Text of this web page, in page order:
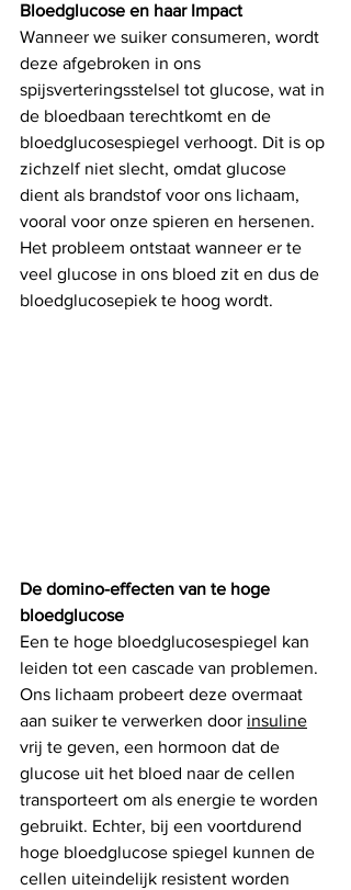
Bloedglucose en haar Impact
Wanneer we suiker consumeren, wordt
deze afgebroken in ons
spijsverteringsstelsel tot glucose, wat in
de bloedbaan terechtkomt en de
bloedglucosespiegel verhoogt. Dit is op
zichzelf niet slecht, omdat glucose
dient als brandstof voor ons lichaam,
vooral voor onze spieren en hersenen.
Het probleem ontstaat wanneer er te
veel glucose in ons bloed zit en dus de
bloedglucosepiek te hoog wordt.
De domino-effecten van te hoge
bloedglucose
Een te hoge bloedglucosespiegel kan
leiden tot een cascade van problemen.
Ons lichaam probeert deze overmaat
aan suiker te verwerken door insuline
vrij te geven, een hormoon dat de
glucose uit het bloed naar de cellen
transporteert om als energie te worden
gebruikt. Echter, bij een voortdurend
hoge bloedglucose spiegel kunnen de
cellen uiteindelijk resistent worden